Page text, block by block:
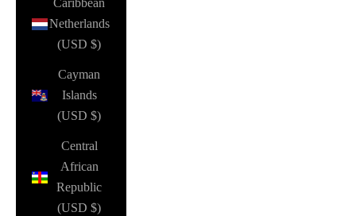
Caribbean
Netherlands
(USD $)
Cayman
Islands
(USD $)
Central
African
Republic
(USD $)